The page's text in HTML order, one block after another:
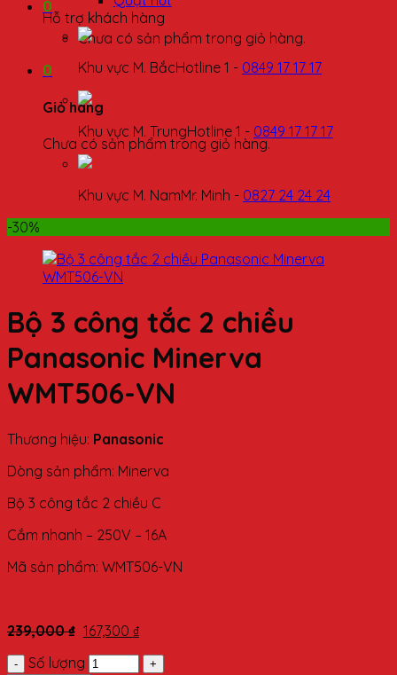
0
Chưa có sản phẩm trong giỏ hàng.
0
Giỏ hàng
Chưa có sản phẩm trong giỏ hàng.
Hỗ trợ khách hàng
Khu vực M. BắcHotline 1 - 0849 17 17 17
Khu vực M. TrungHotline 1 - 0849 17 17 17
Khu vực M. NamMr. Minh - 0827 24 24 24
-30%
Bộ 3 công tắc 2 chiều
Panasonic Minerva
WMT506-VN
Thương hiệu: Panasonic
Dòng sản phẩm: Minerva
Bộ 3 công tắc 2 chiều C
Cắm nhanh – 250V – 16A
Mã sản phẩm: WMT506-VN
239,000₫ 167,300 ₫
Số lượng